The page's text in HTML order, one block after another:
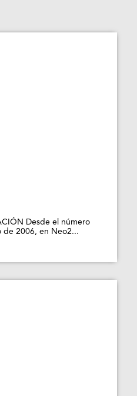
Desde el número
de 2006, en Neo2...